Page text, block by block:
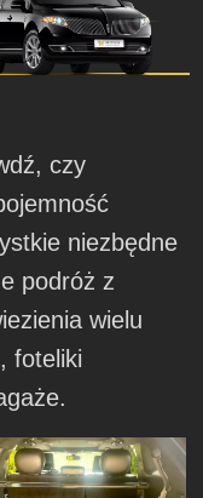
czy
niezbędne
podróż z
wielu
foteliki